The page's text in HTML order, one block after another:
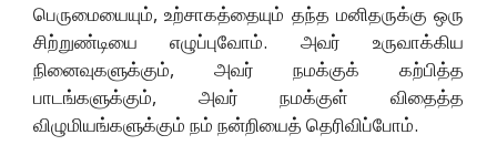
பெருமையையும், உற்சாகத்தையும் தந்த மனிதருக்கு ஒரு
சிற்றுண்டியை எழுப்புவோம். அவர் உருவாக்கிய
நினைவுகளுக்கும், அவர் நமக்குக் கற்பித்த
பாடங்களுக்கும், அவர் நமக்குள் விதைத்த
விழுமியங்களுக்கும் நம் நன்றியைத் தெரிவிப்போம்.